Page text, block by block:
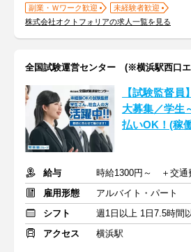
副業・Ｗワーク歓迎
未経験者歓迎
株式会社オクトフォリアの求人一覧を見る
全国試験運営センター (※横浜駅西口
【試験監督
大募集／学生
払いOK！(稼
給与
雇用形態
アルバイト・パート
シフト
週1日以上 1日7.5時間
アクセス
横浜駅